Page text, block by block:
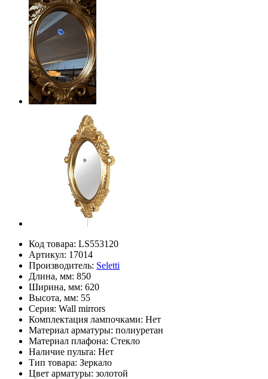
Код товара: LS553120
Артикул: 17014
Производитель: Seletti
Длина, мм: 850
Ширина, мм: 620
Высота, мм: 55
Серия: Wall mirrors
Комплектация лампочками: Нет
Материал арматуры: полиуретан
Материал плафона: Стекло
Наличие пульта: Нет
Тип товара: Зеркало
Цвет арматуры: золотой